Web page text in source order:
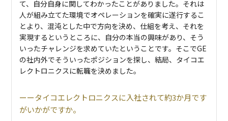
て、自分自身に関してわかったことがありました。それは
人が組み立てた環境でオペレーションを確実に遂行するこ
とより、混沌とした中で方向を決め、仕組を考え、それを
実現するというところに、自分の本当の興味があり、そう
いったチャレンジを求めていたということです。そこでGE
の社内外でそういったポジションを探し、結局、タイコエ
レクトロニクスに転職を決めました。
タイコエレクトロニクスに入社されて約3か月です
がいかがですか。